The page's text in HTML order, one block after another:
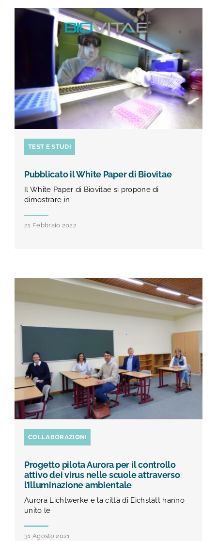
TEST E STUDI
Pubblicato il White Paper di Biovitae
Il White Paper di Biovitae si propone di
dimostrare in
21 Febbraio 2022
COLLABORAZIONI
Progetto pilota Aurora per il controllo
attivo dei virus nelle scuole attraverso
l’illuminazione ambientale
Aurora Lichtwerke e la città di Eichstätt hanno
unito le
31 Agosto 2021